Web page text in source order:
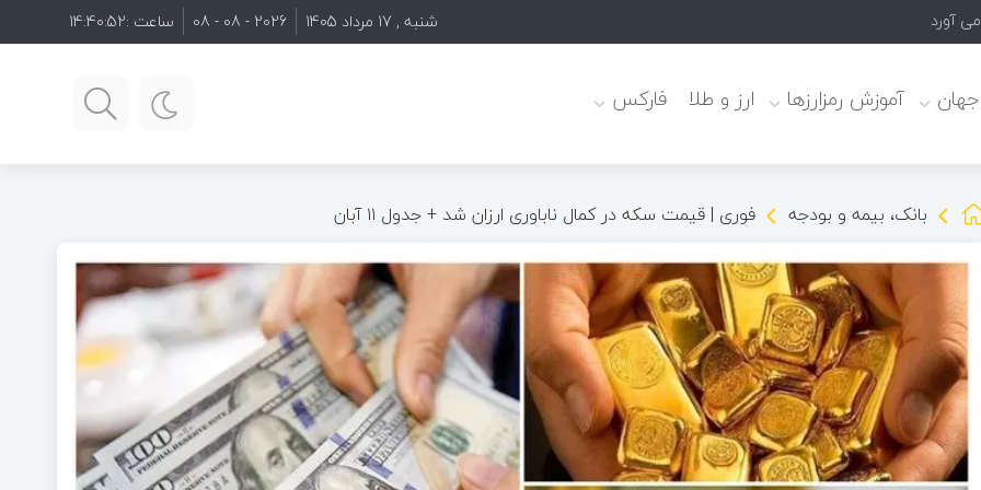
آورد شنبه , 17 مرداد 1405 2026 - 08 - 08 ساعت :14:40:53
جهان آموزش رمزارزها ارز و طلا فارکس
بانک، بیمه و بودجه فوری | قیمت سکه در کمال ناباوری ارزان شد + جدول ۱۱ آبان